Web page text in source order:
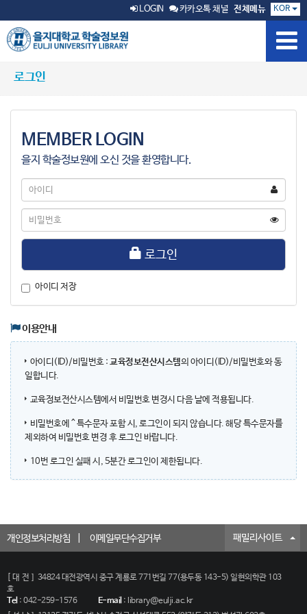
LOGIN 카카오톡 채널 전체메뉴 KOR
로그인
MEMBER LOGIN
을지 학술정보원에 오신 것을 환영합니다.
아
디
비
번
로그인
아이디 저장
이용안내
아이디(ID)/비밀번호 : 교육정보전산시스템의 아이디(ID)/비밀번호와 동
일합니다.
교육정보전산시스템에서 비밀번호 변경시 다음 날에 적용됩니다.
비밀번호에 ^ 특수문자 포함 시, 로그인이 되지 않습니다. 해당 특수문자를
제외하여 비밀번호 변경 후 로그인 바랍니다.
10번 로그인 실패 시, 5분간 로그인이 제한됩니다.
개인정보처리방침 이메일무단수집거부 패밀리사이트
[대전]
34824 대전광역시 중구 계룡로 771번길 77(용두동 143-5) 일현의학관 103
호
Tel: 042-259-1576 E-mail: library@eulji.ac.kr